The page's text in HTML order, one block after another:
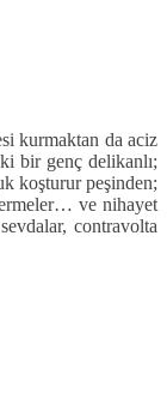
kurmaktan da aciz
bir genç delikanlı;
koşturur peşinden;
ve nihayet
contravolta